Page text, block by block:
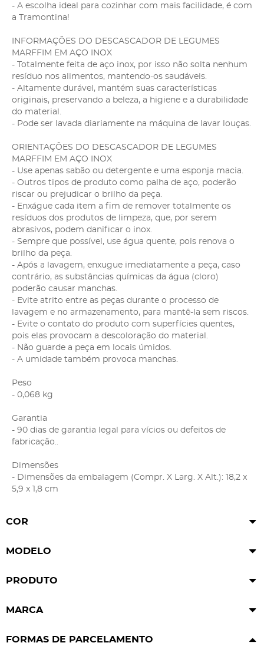
- A escolha ideal para cozinhar com mais facilidade, é com
a Tramontina!
INFORMAÇÕES DO DESCASCADOR DE LEGUMES
MARFFIM EM AÇO INOX
- Totalmente feita de aço inox, por isso não solta nenhum
resíduo nos alimentos, mantendo-os saudáveis.
- Altamente durável, mantém suas características
originais, preservando a beleza, a higiene e a durabilidade
do material.
- Pode ser lavada diariamente na máquina de lavar louças.
ORIENTAÇÕES DO DESCASCADOR DE LEGUMES
MARFFIM EM AÇO INOX
- Use apenas sabão ou detergente e uma esponja macia.
- Outros tipos de produto como palha de aço, poderão
riscar ou prejudicar o brilho da peça.
- Enxágue cada item a fim de remover totalmente os
resíduos dos produtos de limpeza, que, por serem
abrasivos, podem danificar o inox.
- Sempre que possível, use água quente, pois renova o
brilho da peça.
- Após a lavagem, enxugue imediatamente a peça, caso
contrário, as substâncias químicas da água (cloro)
poderão causar manchas.
- Evite atrito entre as peças durante o processo de
lavagem e no armazenamento, para mantê-la sem riscos.
- Evite o contato do produto com superfícies quentes,
pois elas provocam a descoloração do material.
- Não guarde a peça em locais úmidos.
- A umidade também provoca manchas.
Peso
- 0,068 kg
Garantia
- 90 dias de garantia legal para vícios ou defeitos de
fabricação..
Dimensões
- Dimensões da embalagem (Compr. X Larg. X Alt.): 18,2 x
5,9 x 1,8 cm
COR
MODELO
PRODUTO
MARCA
FORMAS DE PARCELAMENTO